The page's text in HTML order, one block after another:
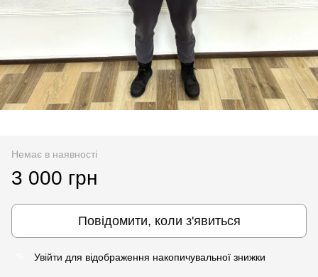
Немає в наявності
3 000 грн
Повідомити, коли з'явиться
Увійти для відображення накопичувальної знижки